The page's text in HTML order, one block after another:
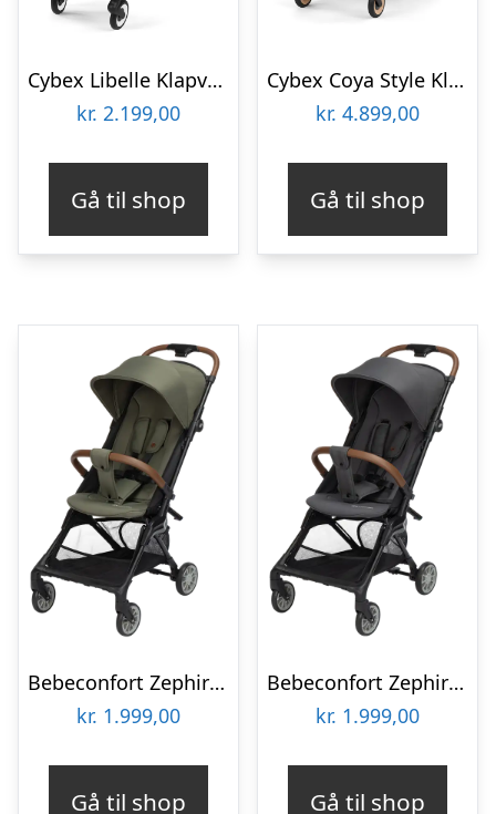
Cybex Libelle Klapvogn – Stormy Blue
kr. 2.199,00
Gå til shop
Cybex Coya Style Klapvogn – Rosegold/Cozy Beige
kr. 4.899,00
Gå til shop
Bebeconfort Zephir Rejseklapvogn – Minerel Green
kr. 1.999,00
Gå til shop
Bebeconfort Zephir Rejseklapvogn – Minerel Graphite
kr. 1.999,00
Gå til shop